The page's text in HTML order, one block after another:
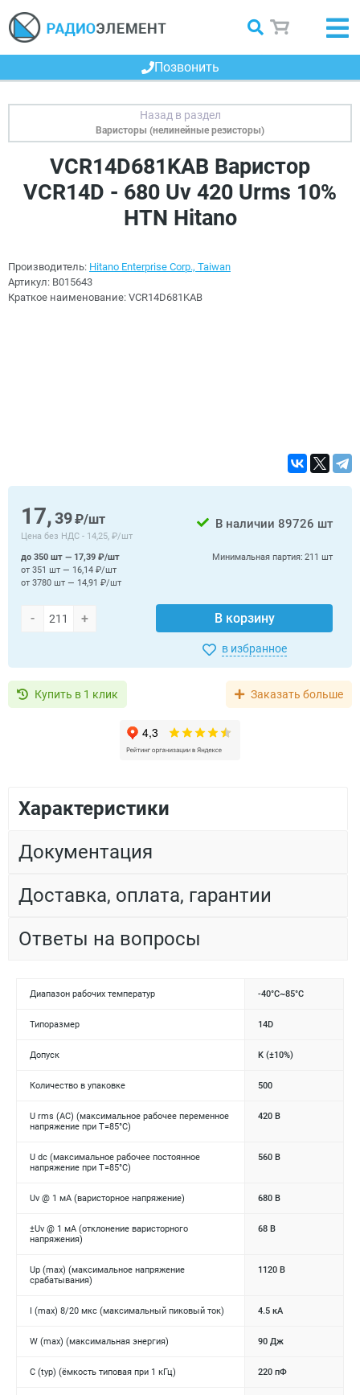
Позвонить
Варисторы (нелинейные резисторы)
VCR14D681KAB Варистор
VCR14D - 680 Uv 420 Urms 10%
HTN Hitano
Производитель: Hitano Enterprise Corp., Taiwan
Артикул: B015643
Краткое наименование: VCR14D681KAB
17,39₽/шт
Цена без НДС - 14,25, ₽/шт
В наличии 89726 шт
- + В корзину
Минимальная партия: 211 шт
до 350 шт — 17,39 ₽/шт
от 351 шт — 16,14 ₽/шт
от 3780 шт — 14,91 ₽/шт
в избранное
Купить в 1 клик Заказать больше
Характеристики
Документация
Доставка, оплата, гарантии
Ответы на вопросы
Диапазон рабочих температур -40°C~85°C
Типоразмер 14D
Допуск K (±10%)
Количество в упаковке 500
U rms (AC) (максимальное рабочее переменное
напряжение при Т=85°C)
420 В
U dc (максимальное рабочее постоянное
напряжение при Т=85°C)
560 В
Uv @ 1 мА (варисторное напряжение) 680 В
±Uv @ 1 мА (отклонение варисторного
напряжения)
68 В
Up (max) (максимальное напряжение
срабатывания)
1120 В
I (max) 8/20 мкс (максимальный пиковый ток) 4.5 кА
W (max) (максимальная энергия) 90 Дж
C (typ) (ёмкость типовая при 1 кГц) 220 пФ